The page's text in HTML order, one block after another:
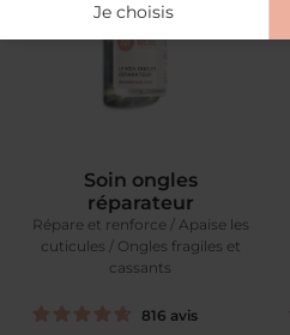
Soin ongles
réparateur
Répare et renforce / Apaise les
cuticules / Ongles fragiles et
cassants
816 avis
Je choisis